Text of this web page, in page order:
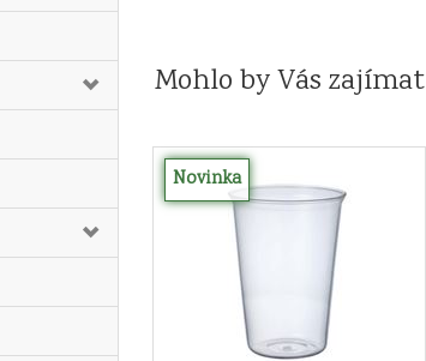
Mohlo by Vás zajímat
Novinka